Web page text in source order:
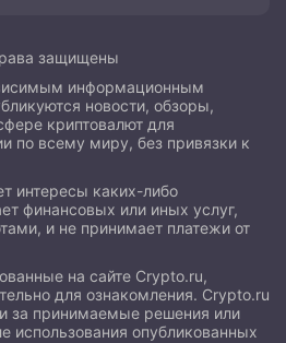
защищены
информационным
новости, обзоры,
криптовалют для
по всему миру, без привязки к
интересы каких-либо
финансовых или иных услуг,
и не принимает платежи от
на сайте Crypto.ru,
для ознакомления. Crypto.ru
за принимаемые решения или
использования опубликованных